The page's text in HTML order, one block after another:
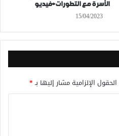
الأسرة مع التطورات+فيديو
15/04/2023
الحقول الإلزامية مشار إليها بـ*